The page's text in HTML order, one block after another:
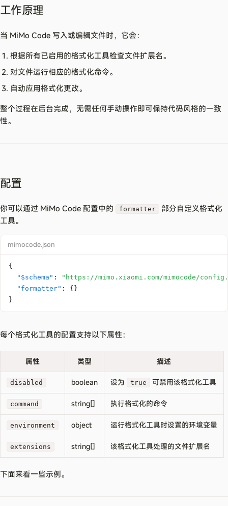
工作原理
当 MiMo Code 写入或编辑文件时，它会：
根据所有已启用的格式化工具检查文件扩展名。
对文件运行相应的格式化命令。
自动应用格式化更改。
整个过程在后台完成，无需任何手动操作即可保持代码风格的一致
性。
配置
你可以通过 MiMo Code 配置中的 formatter
部分自定义格式化
工具。
mimocode.json
{
"$schema" :
"https://mimo.xiaomi.com/mimocode/
"formatter" : { }
}
每个格式化工具的配置支持以下属性：
属性 类型 描述
disabled boolean 设为 true 可禁用该格式化工具
command string[] 执行格式化的命令
environment object 运行格式化工具时设置的环境变量
extensions string[] 该格式化工具处理的文件扩展名
下面来看一些示例。